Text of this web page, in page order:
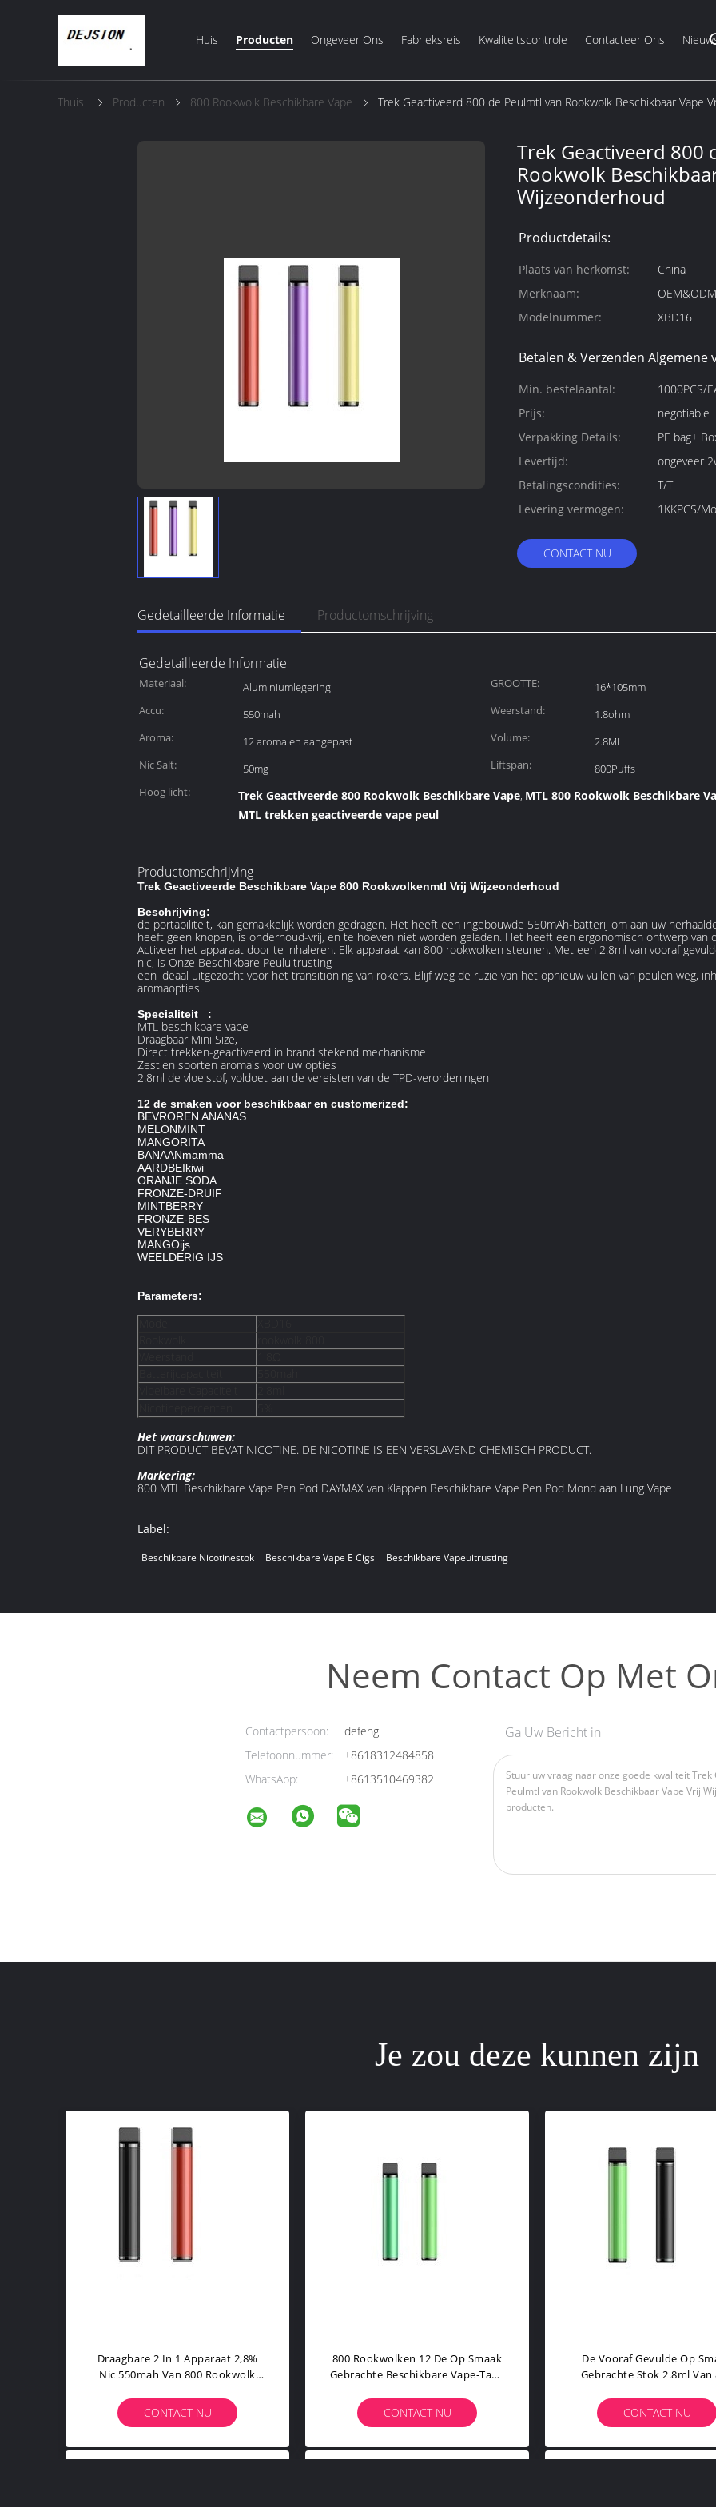
Huis Producten Ongeveer Ons Fabrieksreis Kwaliteitscontrole Contacteer Ons
Thuis Producten 800 Rookwolk Beschikbare Vape Trek Geactiveerd 800 de Peulmtl van Rookwolk Beschikbaar Vape
Trek Geactiveerd 800
Rookwolk
Wijzeonderhoud
Productdetails:
Plaats van herkomst:
China
Merknaam:
OEM&ODM
Modelnummer:
XBD16
Betalen & Verzenden Algemene
Min. bestelaantal:
1000PCS/
Prijs:
negotiable
Verpakking Details:
PE bag+
Levertijd:
ongeveer
Betalingscondities:
T/T
Levering vermogen:
1KKPCS/
CONTACT NU
Gedetailleerde Informatie Productomschrijving
Gedetailleerde Informatie
Materiaal: Aluminiumlegering GROOTTE:
16*105mm
Accu:
550mah Weerstand:
1.8ohm
Aroma:
12 aroma en aangepast Volume:
2.8ML
Nic Salt:
50mg Liftspan:
800Puffs
Hoog licht:
Trek Geactiveerde 800 Rookwolk Beschikbare Vape, MTL 800 Rookwolk Beschikbare
MTL trekken geactiveerde vape peul
Productomschrijving
Trek Geactiveerde Beschikbare Vape 800 Rookwolkenmtl Vrij Wijzeonderhoud
Beschrijving:
de portabiliteit, kan gemakkelijk worden gedragen. Het heeft een ingebouwde 550mAh-batterij om aan uw
heeft geen knopen, is onderhoud-vrij, en te hoeven niet worden geladen. Het heeft een ergonomisch ontwerp van
Activeer het apparaat door te inhaleren. Elk apparaat kan 800 rookwolken steunen. Met een 2.8ml van vooraf
nic, is Onze Beschikbare Peuluitrusting
een ideaal uitgezocht voor het transitioning van rokers. Blijf weg de ruzie van het opnieuw vullen van peulen weg,
aromaopties.
Specialiteit :
MTL beschikbare vape
Draagbaar Mini Size,
Direct trekken-geactiveerd in brand stekend mechanisme
Zestien soorten aroma's voor uw opties
2.8ml de vloeistof, voldoet aan de vereisten van de TPD-verordeningen
12 de smaken voor beschikbaar en customerized:
BEVROREN ANANAS
MELONMINT
MANGORITA
BANAANmamma
AARDBEIkiwi
ORANJE SODA
FRONZE-DRUIF
MINTBERRY
FRONZE-BES
VERYBERRY
MANGOijs
WEELDERIG IJS
Parameters:
Het waarschuwen:
DIT PRODUCT BEVAT NICOTINE. DE NICOTINE IS EEN VERSLAVEND CHEMISCH PRODUCT.
Markering:
800 MTL Beschikbare Vape Pen Pod DAYMAX van Klappen Beschikbare Vape Pen Pod Mond aan Lung Vape
Label:
Beschikbare Nicotinestok Beschikbare Vape E Cigs Beschikbare Vapeuitrusting
Neem Contact Op Met
Contactpersoon:
defeng
Telefoonnummer:
+8618312484858
WhatsApp:
+8613510469382
Ga Uw Bericht in
Je zou deze kunnen zijn
Draagbare 2 In 1 Apparaat 2,8%
Nic 550mah Van 800 Rookwolk
CONTACT NU
800 Rookwolken 12 De Op Smaak
Gebrachte Beschikbare Vape-Tank
CONTACT NU
De Vooraf Gevulde Op
Gebrachte Stok 2.8ml Van
CONTACT NU